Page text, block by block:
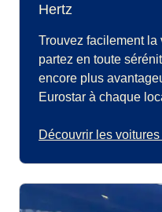
Hertz
Trouvez facilement
partez en toute
encore plus
Eurostar à chaque
Découvrir les